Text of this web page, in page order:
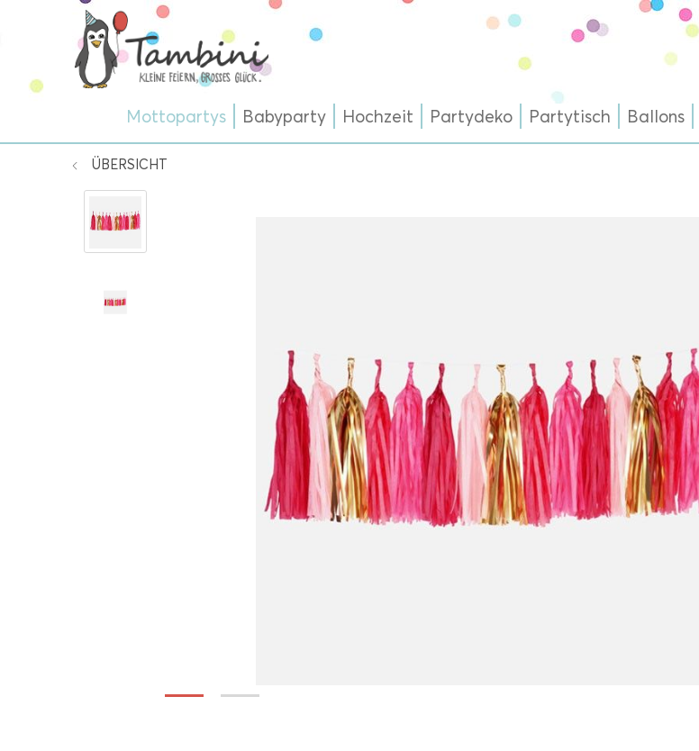
Mottopartys Babyparty Hochzeit Partydeko Partytisch Ballons
ÜBERSICHT